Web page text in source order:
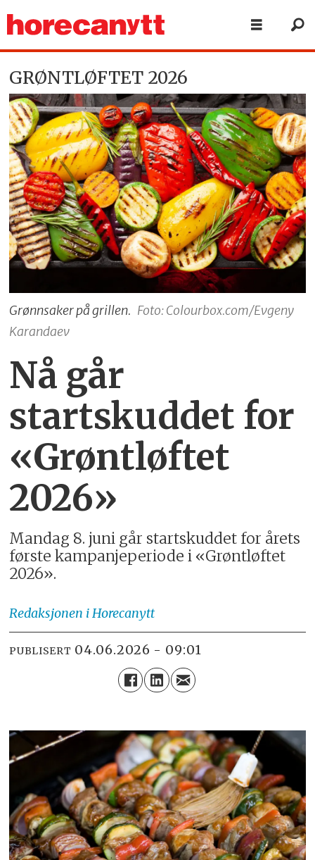
GRØNTLØFTET 2026
Grønnsaker på grillen. Foto: Colourbox.com/Evgeny
Karandaev
Nå går
startskuddet for
«Grøntløftet
2026»
Mandag 8. juni går startskuddet for årets
første kampanjeperiode i «Grøntløftet
2026».
Redaksjonen i Horecanytt
PUBLISERT 04.06.2026 - 09:01